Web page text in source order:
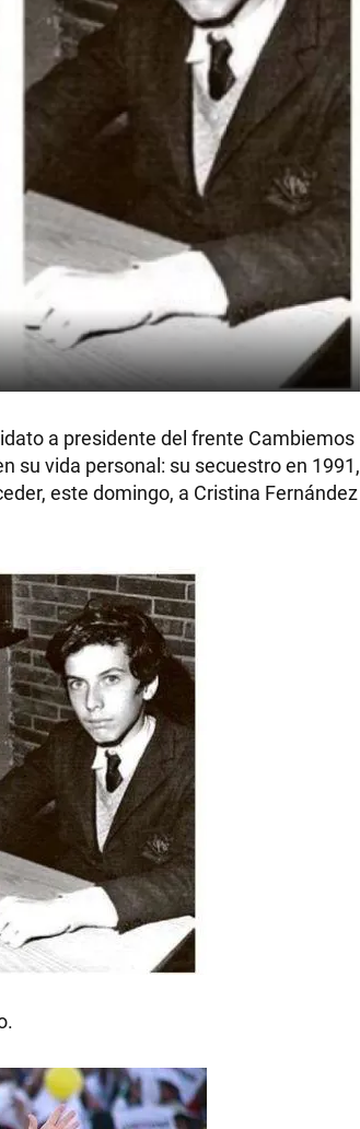
a presidente del frente Cambiemos
su vida personal: su secuestro en 1991,
este domingo, a Cristina Fernández